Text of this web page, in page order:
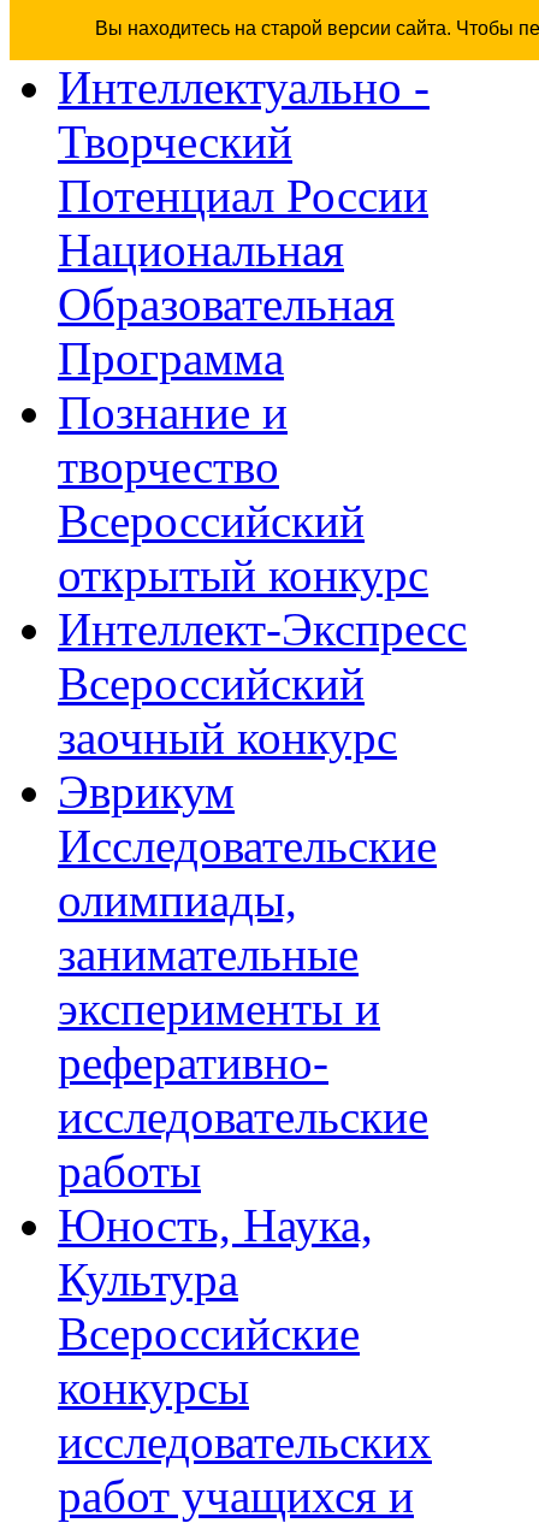
Вы находитесь на старой версии сайта. Чтобы
Интеллектуально -
Творческий
Потенциал России
Национальная
Образовательная
Программа
Познание и
творчество
Всероссийский
открытый конкурс
Интеллект-Экспресс
Всероссийский
заочный конкурс
Эврикум
Исследовательские
олимпиады,
занимательные
эксперименты и
реферативно-
исследовательские
работы
Юность, Наука,
Культура
Всероссийские
конкурсы
исследовательских
работ учащихся и